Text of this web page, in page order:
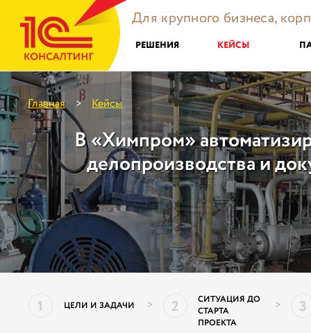
Для крупного бизнеса,
РЕШЕНИЯ КЕЙСЫ
Главная > Кейсы
В «Химпром»
делопроизводства и
1 ЦЕЛИ И ЗАДАЧИ > 2
СИТУАЦИЯ ДО
СТАРТА
ПРОЕКТА
> 3